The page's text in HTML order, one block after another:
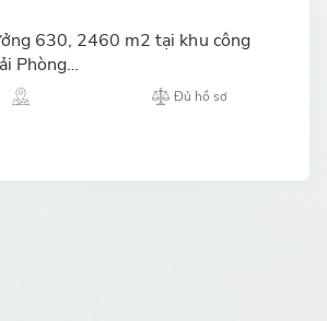
630, 2460 m2 tại khu công
Phòng…
Đủ hồ sơ